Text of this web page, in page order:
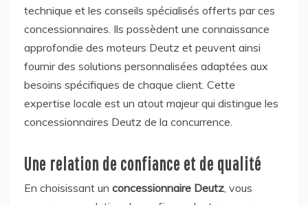
technique et les conseils spécialisés offerts par ces
concessionnaires. Ils possèdent une connaissance
approfondie des moteurs Deutz et peuvent ainsi
fournir des solutions personnalisées adaptées aux
besoins spécifiques de chaque client. Cette
expertise locale est un atout majeur qui distingue les
concessionnaires Deutz de la concurrence.
Une relation de confiance et de qualité
En choisissant un concessionnaire Deutz, vous